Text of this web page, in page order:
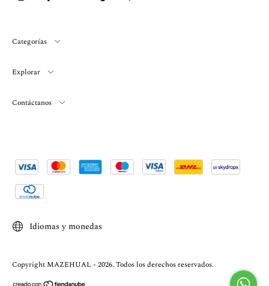
Categorías
Explorar
Contáctanos
Idiomas y monedas
Copyright MAZEHUAL - 2026. Todos los derechos reservados.